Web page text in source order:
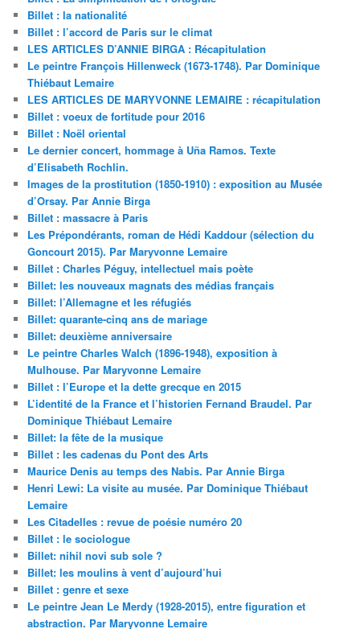
Billet : la nationalité
Billet : l’accord de Paris sur le climat
LES ARTICLES D’ANNIE BIRGA : Récapitulation
Le peintre François Hillenweck (1673-1748). Par Dominique
Thiébaut Lemaire
LES ARTICLES DE MARYVONNE LEMAIRE : récapitulation
Billet : voeux de fortitude pour 2016
Billet : Noël oriental
Le dernier concert, hommage à Uña Ramos. Texte
d’Elisabeth Rochlin.
Images de la prostitution (1850-1910) : exposition au Musée
d’Orsay. Par Annie Birga
Billet : massacre à Paris
Les Prépondérants, roman de Hédi Kaddour (sélection du
Goncourt 2015). Par Maryvonne Lemaire
Billet : Charles Péguy, intellectuel mais poète
Billet: les nouveaux magnats des médias français
Billet: l’Allemagne et les réfugiés
Billet: quarante-cinq ans de mariage
Billet: deuxième anniversaire
Le peintre Charles Walch (1896-1948), exposition à
Mulhouse. Par Maryvonne Lemaire
Billet : l’Europe et la dette grecque en 2015
L’identité de la France et l’historien Fernand Braudel. Par
Dominique Thiébaut Lemaire
Billet: la fête de la musique
Billet : les cadenas du Pont des Arts
Maurice Denis au temps des Nabis. Par Annie Birga
Henri Lewi: La visite au musée. Par Dominique Thiébaut
Lemaire
Les Citadelles : revue de poésie numéro 20
Billet : le sociologue
Billet: nihil novi sub sole ?
Billet: les moulins à vent d’aujourd’hui
Billet : genre et sexe
Le peintre Jean Le Merdy (1928-2015), entre figuration et
abstraction. Par Maryvonne Lemaire